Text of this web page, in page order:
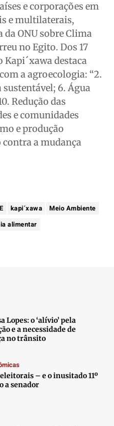
e corporações em
e multilaterais,
ONU sobre Clima
no Egito. Dos 17
Kapi´xawa destaca
a agroecologia: “2.
6. Água
Redução das
e comunidades
e produção
contra a mudança
kapi´xawa
Meio Ambiente
alimentar
Lopes: o ‘alívio’ pela
e a necessidade de
no trânsito
– e o inusitado 11º
a senador